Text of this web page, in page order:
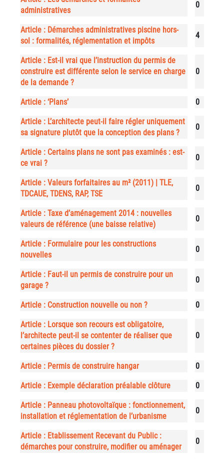
administratives
0
Article : Démarches administratives piscine hors-
sol : formalités, réglementation et impôts
4
Article : Est-il vrai que l’instruction du permis de
construire est différente selon le service en charge
de la demande ?
0
Article : ‘Plans’ 0
Article : L’architecte peut-il faire régler uniquement
sa signature plutôt que la conception des plans ?
0
Article : Certains plans ne sont pas examinés : est-
ce vrai ?
0
Article : Valeurs forfaitaires au m² (2011) | TLE,
TDCAUE, TDENS, RAP, TSE
0
Article : Taxe d’aménagement 2014 : nouvelles
valeurs de référence (une baisse relative)
0
Article : Formulaire pour les constructions
nouvelles
0
Article : Faut-il un permis de construire pour un
garage ?
0
Article : Construction nouvelle ou non ? 0
Article : Lorsque son recours est obligatoire,
l’architecte peut-il se contenter de réaliser que
certaines pièces du dossier ?
0
Article : Permis de construire hangar 0
Article : Exemple déclaration préalable clôture 0
Article : Panneau photovoltaïque : fonctionnement,
installation et réglementation de l’urbanisme
0
Article : Etablissement Recevant du Public :
démarches pour construire, modifier ou aménager
0